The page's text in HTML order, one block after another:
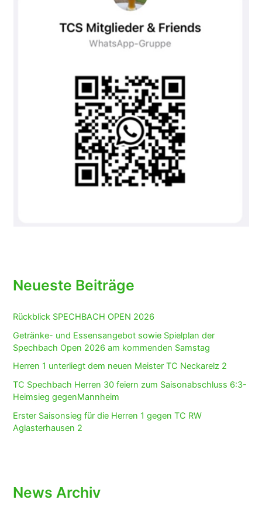
Neueste Beiträge
Rückblick SPECHBACH OPEN 2026
Getränke- und Essensangebot sowie Spielplan der
Spechbach Open 2026 am kommenden Samstag
Herren 1 unterliegt dem neuen Meister TC Neckarelz 2
TC Spechbach Herren 30 feiern zum Saisonabschluss 6:3-
Heimsieg gegenMannheim
Erster Saisonsieg für die Herren 1 gegen TC RW
Aglasterhausen 2
News Archiv